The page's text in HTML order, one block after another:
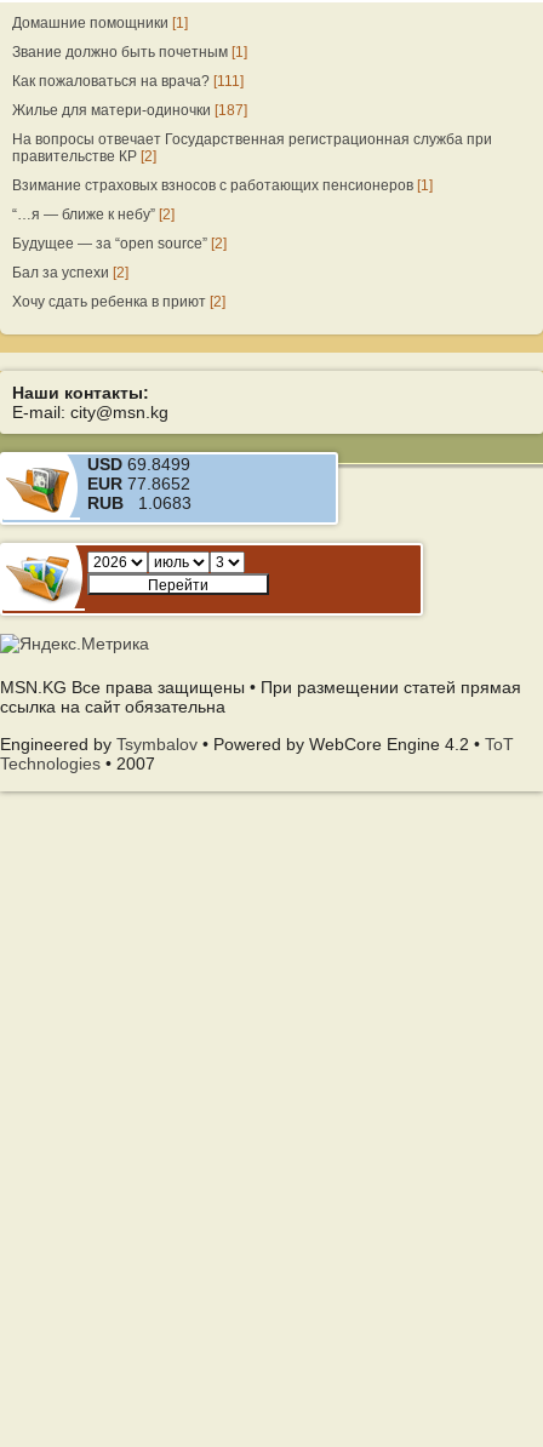
Домашние помощники [1]
Звание должно быть почетным [1]
Как пожаловаться на врача? [111]
Жилье для матери-одиночки [187]
На вопросы отвечает Государственная регистрационная служба при
правительстве КР [2]
Взимание страховых взносов с работающих пенсионеров [1]
“…я — ближе к небу” [2]
Будущее — за “open source” [2]
Бал за успехи [2]
Хочу сдать ребенка в приют [2]
Наши контакты:
E-mail: city@msn.kg
USD 69.8499
EUR 77.8652
RUB 1.0683
MSN.KG Все права защищены • При размещении статей прямая
ссылка на сайт обязательна
Engineered by Tsymbalov • Powered by WebCore Engine 4.2 • ToT
Technologies • 2007